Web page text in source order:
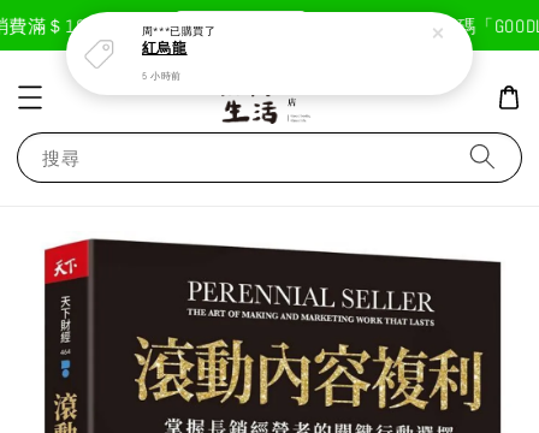
＄1800免運費 現在去購物！ 首次註冊輸入折扣碼「
搜尋
周***已購買了
紅烏龍
5 小時前